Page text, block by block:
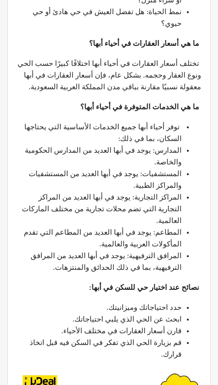
نمط الحياة: هل تفضل العيش في حي هادئ أو حي
حيوي؟
ما هي أسعار العقارات في أحياء أبها؟
تختلف أسعار العقارات في أحياء أبها اختلافًا كبيرًا حسب الحي
ونوع العقار وحجمه. بشكل عام، فإن أسعار العقارات في أبها
معقولة نسبيًا مقارنة بباقي مدن المملكة العربية السعودية.
ما هي الخدمات المتوفرة في أحياء أبها؟
توفر أحياء أبها جميع الخدمات الأساسية التي يحتاجها
السكان، بما في ذلك:
المدارس: يوجد في أبها العديد من المدارس الحكومية
والخاصة.
المستشفيات: يوجد في أبها العديد من المستشفيات
والمراكز الطبية.
المراكز التجارية: يوجد في أبها العديد من المراكز
التجارية التي تضم محلات تجارية من مختلف الماركات
العالمية.
المطاعم: يوجد في أبها العديد من المطاعم التي تقدم
المأكولات العربية والعالمية.
المرافق الترفيهية: يوجد في أبها العديد من المرافق
الترفيهية، بما في ذلك الحدائق والمنتزهات.
نصائح عند اختيار حي للسكن في أبها:
حدد احتياجاتك وميزانيتك.
ابحث عن الحي الذي يلبي احتياجاتك.
قارن أسعار العقارات في مختلف الأحياء.
قم بزيارة الحي الذي تفكر في السكن فيه قبل اتخاذ
قرارك.